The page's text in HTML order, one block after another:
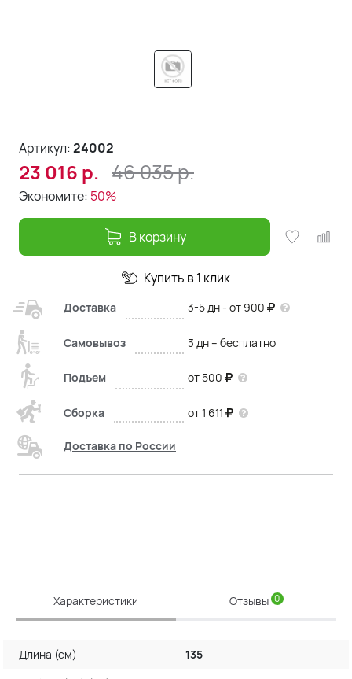
Артикул:24002
23 016 р. 46 035р.
Экономите: 50%
В корзину
Купить в 1 клик
Доставка 3-5 дн - от 900
Самовывоз 3 дн – бесплатно
Подъем от 500
Сборка от 1 611
Доставка по России
Характеристики Отзывы 0
Длина (см)
135